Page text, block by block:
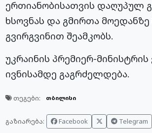
ერთიანობისათვის დაღუპულ
ხსოვნას და გმირთა
გვირგვინით შეამკობს.
უკრაინის პრემიერ-მინისტრის
ივნისამდე გაგრძელდება.
თეგები: თბილისი
გაზიარება: Facebook Telegram